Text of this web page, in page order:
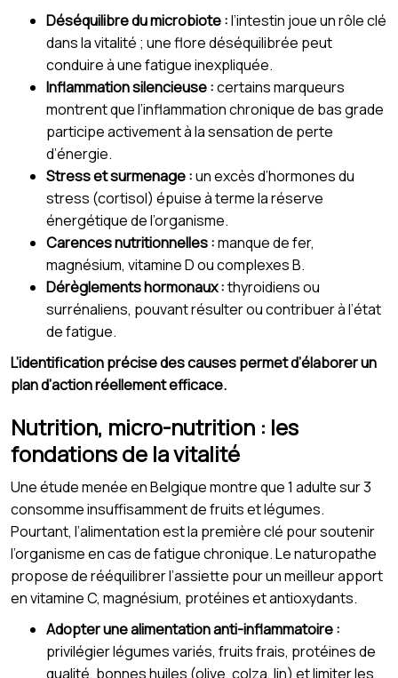
Déséquilibre du microbiote :l’intestin joue un rôle clé
dans la vitalité ; une flore déséquilibrée peut
conduire à une fatigue inexpliquée.
Inflammation silencieuse :certains marqueurs
montrent que l’inflammation chronique de bas grade
participe activement à la sensation de perte
d’énergie.
Stress et surmenage :un excès d’hormones du
stress (cortisol) épuise à terme la réserve
énergétique de l’organisme.
Carences nutritionnelles :manque de fer,
magnésium, vitamine D ou complexes B.
Dérèglements hormonaux :thyroidiens ou
surrénaliens, pouvant résulter ou contribuer à l’état
de fatigue.
L’identification précise des causes permet d’élaborer un
plan d’action réellement efficace.
Nutrition, micro-nutrition : les
fondations de la vitalité
Une étude menée en Belgique montre que 1 adulte sur 3
consomme insuffisamment de fruits et légumes.
Pourtant, l’alimentation est la première clé pour soutenir
l’organisme en cas de fatigue chronique. Le naturopathe
propose de rééquilibrer l’assiette pour un meilleur apport
en vitamine C, magnésium, protéines et antioxydants.
Adopter une alimentation anti-inflammatoire :
privilégier légumes variés, fruits frais, protéines de
qualité, bonnes huiles (olive, colza, lin) et limiter les